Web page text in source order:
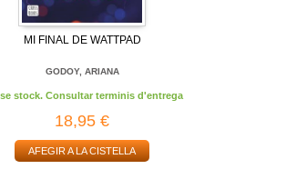
MI FINAL DE WATTPAD
GODOY, ARIANA
stock. Consultar terminis d'entrega
18,95 €
AFEGIR A LA CISTELLA